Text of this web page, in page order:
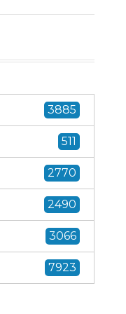
3885
511
2770
2490
3066
7923